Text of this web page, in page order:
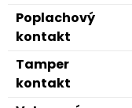
Poplachový
kontakt
Tamper
kontakt